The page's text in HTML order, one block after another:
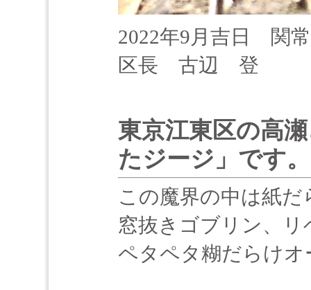
2022年9月吉日 関
区長 古辺 登
東京江東区の高
たジージ」です。
この魔界の中は紙だ
窓抜きゴブリン、
ペタペタ糊だらけオ